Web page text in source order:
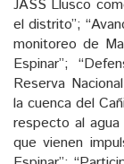
JASS Llusco
el distrito”;
monitoreo de
Espinar”;
Reserva
la cuenca del
respecto al agua
que vienen